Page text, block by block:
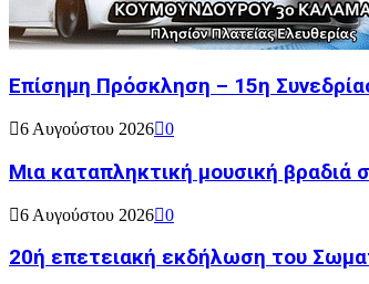
Επίσημη Πρόσκληση – 15η
6 Αυγούστου 2026 0
Μια καταπληκτική μουσική βραδιά
6 Αυγούστου 2026 0
20ή επετειακή εκδήλωση του